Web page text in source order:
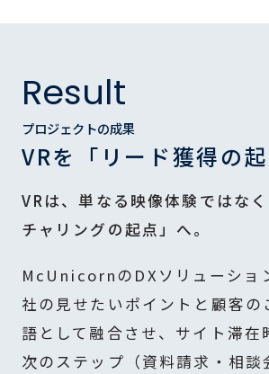
Result
プロジェクトの成果
VRを「リード獲得の
VRは、単なる映像体験ではな
チャリングの起点」へ。
McUnicornのDXソリューショ
社の見せたいポイントと顧客の
語として融合させ、サイト滞在
次のステップ（資料請求・相談